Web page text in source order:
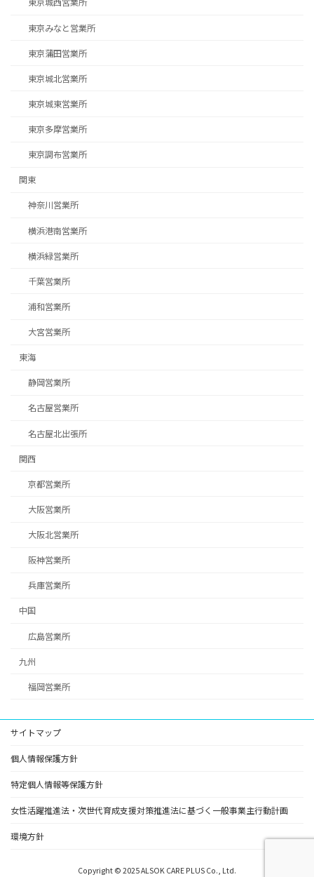
東京みなと営業所
東京蒲田営業所
東京城北営業所
東京城東営業所
東京多摩営業所
東京調布営業所
関東
神奈川営業所
横浜港南営業所
横浜緑営業所
千葉営業所
浦和営業所
大宮営業所
東海
静岡営業所
名古屋営業所
名古屋北出張所
関西
京都営業所
大阪営業所
大阪北営業所
阪神営業所
兵庫営業所
中国
広島営業所
九州
福岡営業所
サイトマップ
個人情報保護方針
特定個人情報等保護方針
女性活躍推進法・次世代育成支援対策推進法に基づく一般事業主行動計画
環境方針
Copyright © 2025 ALSOK CARE PLUS Co., Ltd.